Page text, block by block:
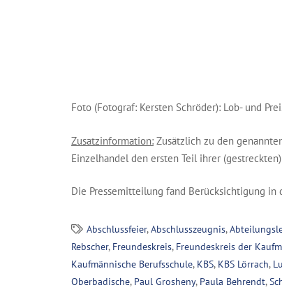
Foto (Fotograf: Kersten Schröder): Lob- und
Zusatzinformation: Zusätzlich zu den
Einzelhandel den ersten Teil ihrer
Die Pressemitteilung fand Berücksichtigung in
Abschlussfeier,Abschlusszeugnis,
Rebscher, Freundeskreis, Freundeskreis der
Kaufmännische Berufsschule, KBS, KBS Lörrach,
Oberbadische, Paul Grosheny, Paula Behrendt,